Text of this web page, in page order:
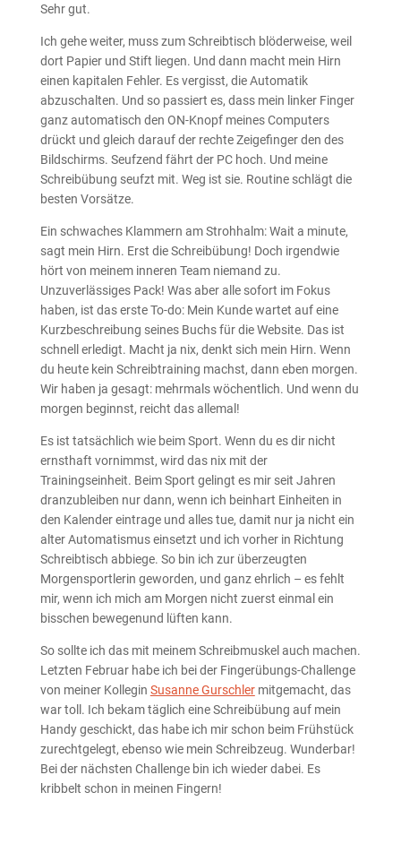
Sehr gut.
Ich gehe weiter, muss zum Schreibtisch blöderweise, weil
dort Papier und Stift liegen. Und dann macht mein Hirn
einen kapitalen Fehler. Es vergisst, die Automatik
abzuschalten. Und so passiert es, dass mein linker Finger
ganz automatisch den ON-Knopf meines Computers
drückt und gleich darauf der rechte Zeigefinger den des
Bildschirms. Seufzend fährt der PC hoch. Und meine
Schreibübung seufzt mit. Weg ist sie. Routine schlägt die
besten Vorsätze.
Ein schwaches Klammern am Strohhalm: Wait a minute,
sagt mein Hirn. Erst die Schreibübung! Doch irgendwie
hört von meinem inneren Team niemand zu.
Unzuverlässiges Pack! Was aber alle sofort im Fokus
haben, ist das erste To-do: Mein Kunde wartet auf eine
Kurzbeschreibung seines Buchs für die Website. Das ist
schnell erledigt. Macht ja nix, denkt sich mein Hirn. Wenn
du heute kein Schreibtraining machst, dann eben morgen.
Wir haben ja gesagt: mehrmals wöchentlich. Und wenn du
morgen beginnst, reicht das allemal!
Es ist tatsächlich wie beim Sport. Wenn du es dir nicht
ernsthaft vornimmst, wird das nix mit der
Trainingseinheit. Beim Sport gelingt es mir seit Jahren
dranzubleiben nur dann, wenn ich beinhart Einheiten in
den Kalender eintrage und alles tue, damit nur ja nicht ein
alter Automatismus einsetzt und ich vorher in Richtung
Schreibtisch abbiege. So bin ich zur überzeugten
Morgensportlerin geworden, und ganz ehrlich – es fehlt
mir, wenn ich mich am Morgen nicht zuerst einmal ein
bisschen bewegenund lüften kann.
So sollte ich das mit meinem Schreibmuskel auch machen.
Letzten Februar habe ich bei der Fingerübungs-Challenge
von meiner Kollegin Susanne Gurschlermitgemacht, das
war toll. Ich bekam täglich eine Schreibübung auf mein
Handy geschickt, das habe ich mir schon beim Frühstück
zurechtgelegt, ebenso wie mein Schreibzeug. Wunderbar!
Bei der nächsten Challenge bin ich wieder dabei. Es
kribbelt schon in meinen Fingern!